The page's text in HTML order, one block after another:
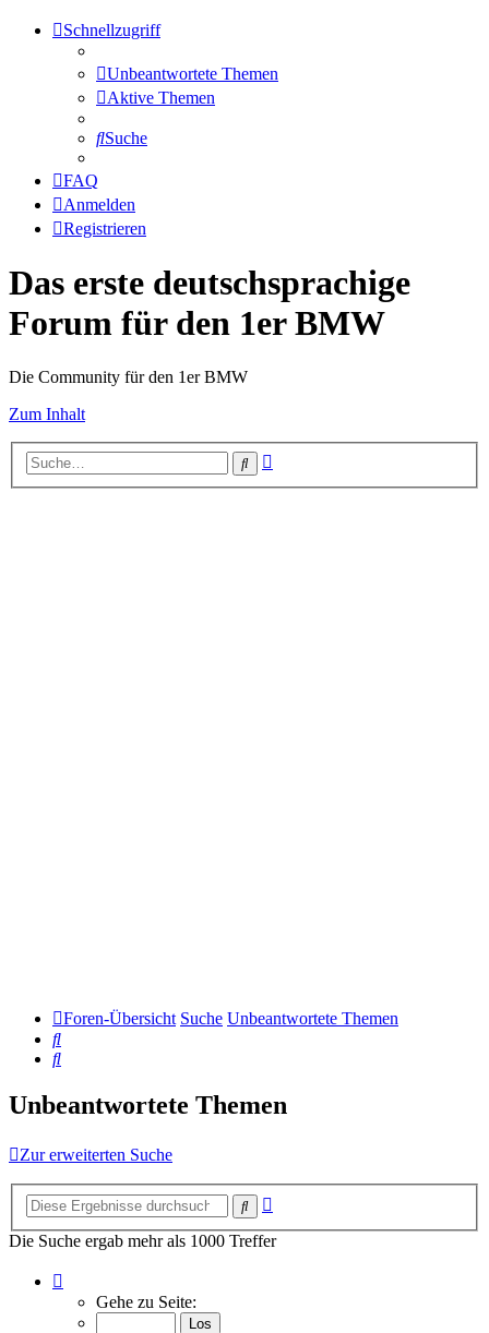
Schnellzugriff
Unbeantwortete Themen
Aktive Themen
Suche
FAQ
Anmelden
Registrieren
Das erste deutschsprachige
Forum für den 1er BMW
Die Community für den 1er BMW
Zum Inhalt
Suche
Foren-Übersicht Suche Unbeantwortete Themen
Suche
Suche
Unbeantwortete Themen
Zur erweiterten Suche
Suche
Die Suche ergab mehr als 1000 Treffer
von
Gehe zu Seite: